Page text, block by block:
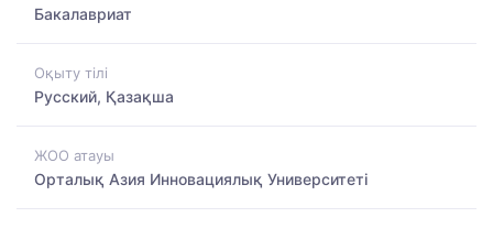
Бакалавриат
Оқыту тілі
Русский, Қазақша
ЖОО атауы
Орталық Азия Инновациялық Университеті